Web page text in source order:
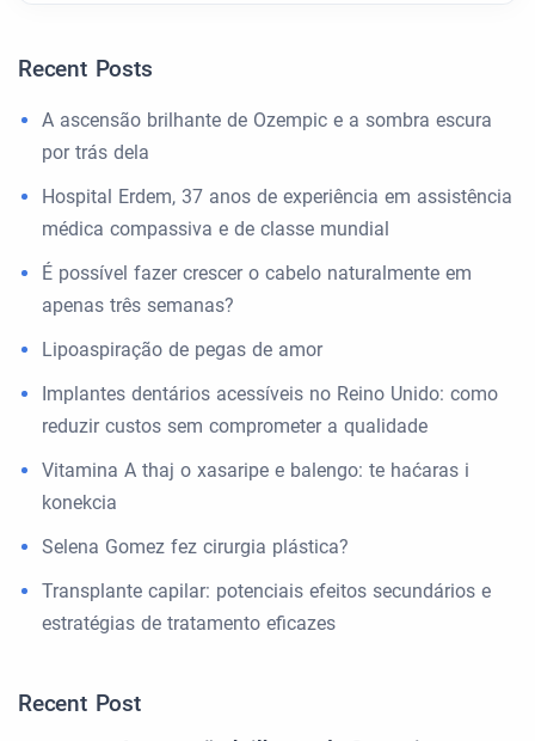
Recent Posts
A ascensão brilhante de Ozempic e a sombra escura
por trás dela
Hospital Erdem, 37 anos de experiência em assistência
médica compassiva e de classe mundial
É possível fazer crescer o cabelo naturalmente em
apenas três semanas?
Lipoaspiração de pegas de amor
Implantes dentários acessíveis no Reino Unido: como
reduzir custos sem comprometer a qualidade
Vitamina A thaj o xasaripe e balengo: te haćaras i
konekcia
Selena Gomez fez cirurgia plástica?
Transplante capilar: potenciais efeitos secundários e
estratégias de tratamento eficazes
Recent Post